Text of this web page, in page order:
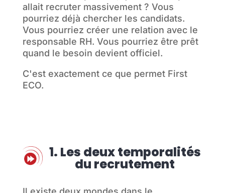
allait recruter massivement ? Vous
pourriez déjà chercher les candidats.
Vous pourriez créer une relation avec le
responsable RH. Vous pourriez être prêt
quand le besoin devient officiel.
C'est exactement ce que permet First
ECO.
1. Les deux temporalités
du recrutement